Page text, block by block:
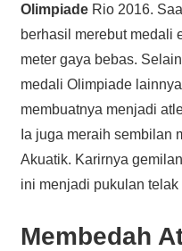
OlimpiadeRio 2016.
berhasil merebut medali
meter gaya bebas.
medali Olimpiade
membuatnya menjadi
Ia juga meraih sembilan
Akuatik. Karirnya
ini menjadi pukulan
Membedah